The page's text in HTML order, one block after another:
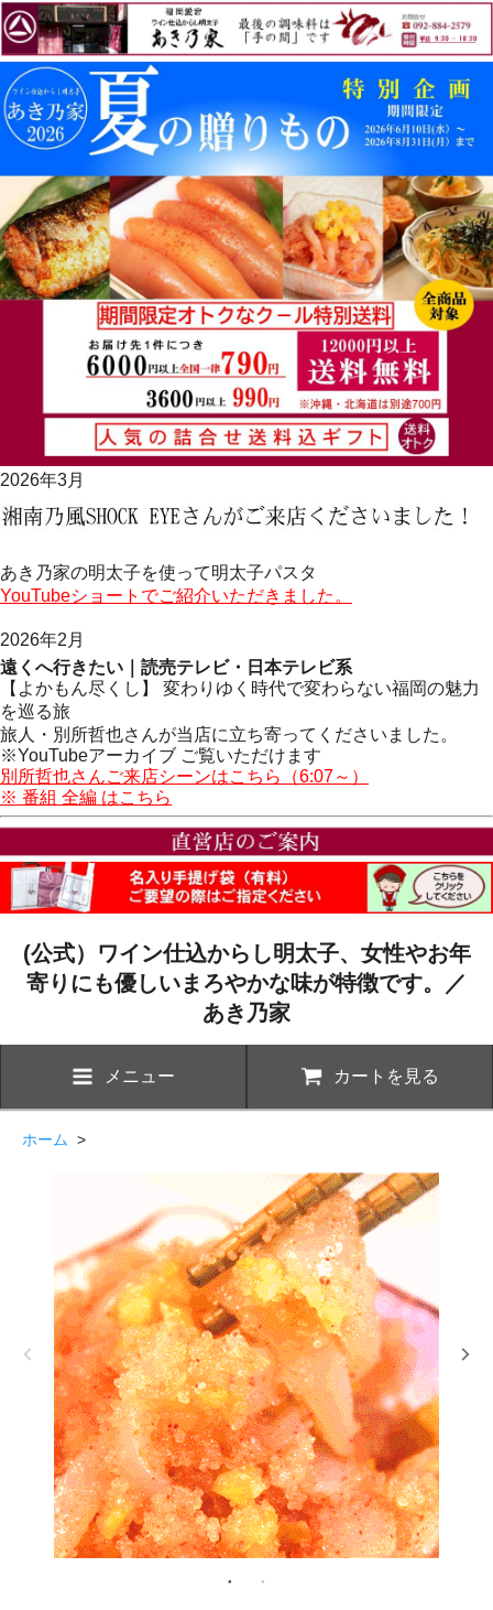
2026年3月
あき乃家の明太子を使って明太子パスタ
YouTubeショートでご紹介いただきました。
2026年2月
遠くへ行きたい｜読売テレビ・日本テレビ系
【よかもん尽くし】 変わりゆく時代で変わらない福岡の魅力
を巡る旅
旅人・別所哲也さんが当店に立ち寄ってくださいました。
※YouTubeアーカイブ ご覧いただけます
別所哲也さんご来店シーンはこちら（6:07～）
※ 番組 全編 はこちら
(公式）ワイン仕込からし明太子、女性やお年
寄りにも優しいまろやかな味が特徴です。／
あき乃家
メニュー カートを見る
ホーム >